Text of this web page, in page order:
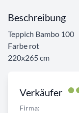
Verkäufer
Firma:
Beschreibung
Teppich Bambo 100
Farbe rot
220x265 cm